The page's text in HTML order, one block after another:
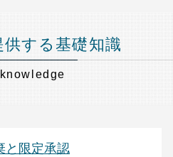
供する基礎知識
と限定承認